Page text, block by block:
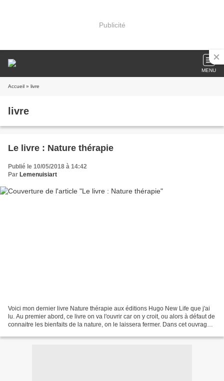
Publicité
MENU
Accueil » livre
livre
Le livre : Nature thérapie
Publié le 10/05/2018 à 14:42
Par Lemenuisiart
Voici mon dernier livre Nature thérapie aux éditions Hugo New Life que j'ai
lu. Au premier abord, ce livre on va l'ouvrir car on y croit, ou alors à défaut de
connaitre les bienfaits de la nature, on le laissera fermer. Dans cet ouvrage,